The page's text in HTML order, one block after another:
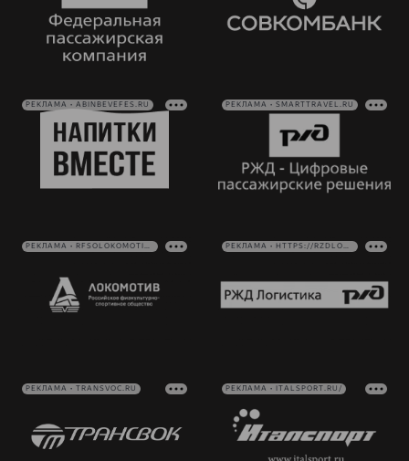
РЕКЛАМА • ABINBEVEFES.RU РЕКЛАМА • SMARTTRAVEL.RU
РЕКЛАМА • RFSOLOKOMOTIV.RU РЕКЛАМА • HTTPS://RZDLOG.RU/
РЕКЛАМА • TRANSVOC.RU РЕКЛАМА • ITALSPORT.RU/